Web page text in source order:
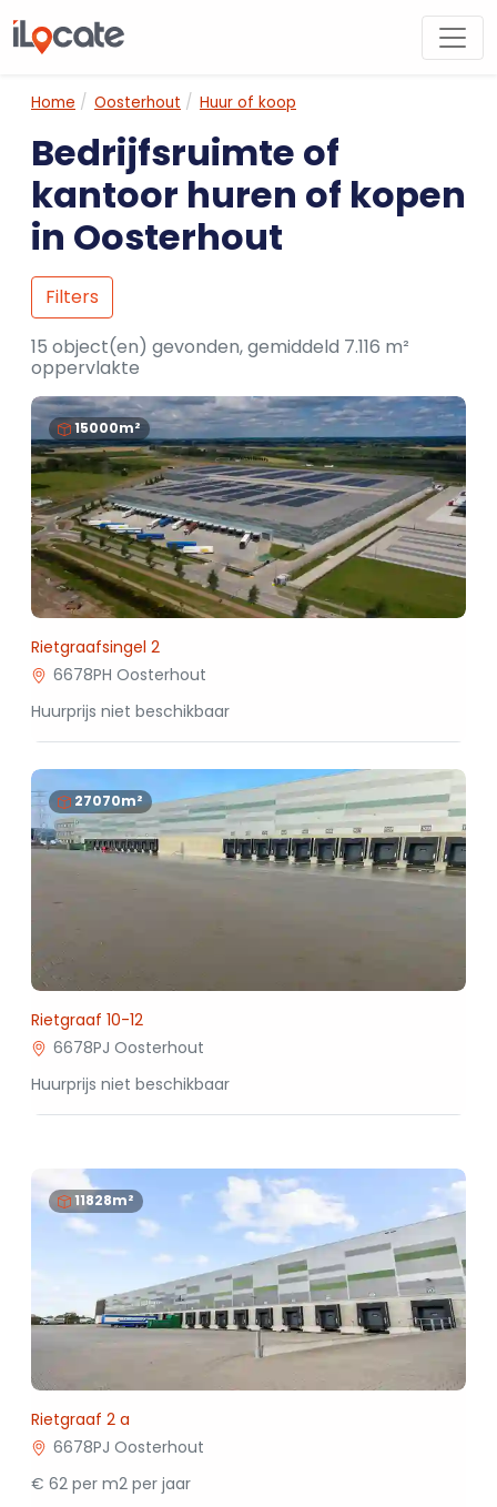
Home Oosterhout Huur of koop
Bedrijfsruimte of
kantoor huren of kopen
in Oosterhout
Filters
15 object(en) gevonden, gemiddeld 7.116 m²
oppervlakte
15000m²
Rietgraafsingel 2
6678PH Oosterhout
Huurprijs niet beschikbaar
27070m²
Rietgraaf 10-12
6678PJ Oosterhout
Huurprijs niet beschikbaar
11828m²
Rietgraaf 2 a
6678PJ Oosterhout
€ 62 per m2 per jaar